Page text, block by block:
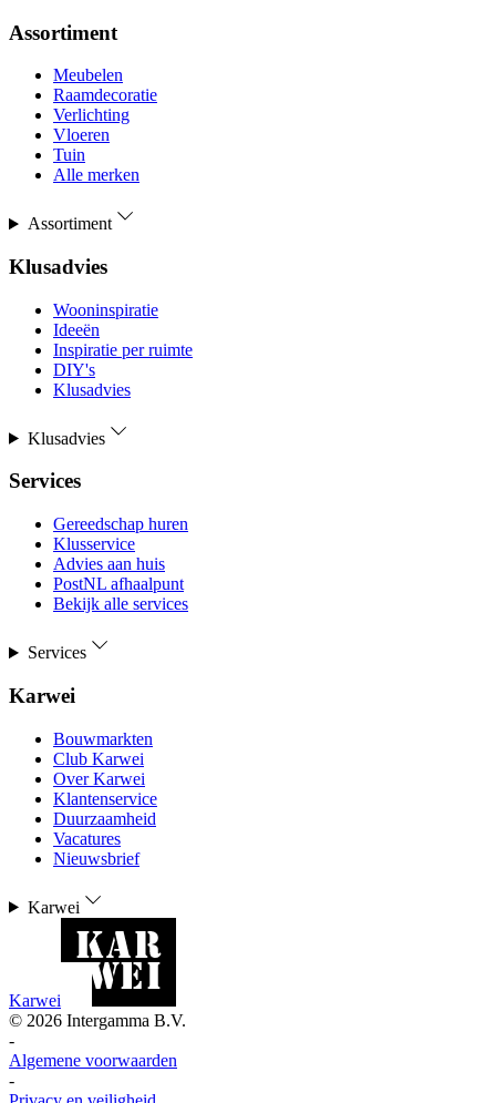
Assortiment
Meubelen
Raamdecoratie
Verlichting
Vloeren
Tuin
Alle merken
Assortiment
Klusadvies
Wooninspiratie
Ideeën
Inspiratie per ruimte
DIY's
Klusadvies
Klusadvies
Services
Gereedschap huren
Klusservice
Advies aan huis
PostNL afhaalpunt
Bekijk alle services
Services
Karwei
Bouwmarkten
Club Karwei
Over Karwei
Klantenservice
Duurzaamheid
Vacatures
Nieuwsbrief
Karwei
Karwei
© 2026 Intergamma B.V.
-
Algemene voorwaarden
-